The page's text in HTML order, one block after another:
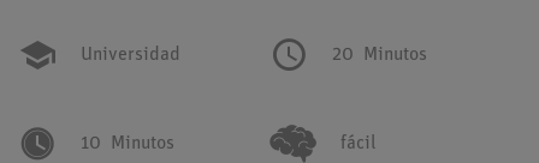
Universidad 20 Minutos
10 Minutos fácil